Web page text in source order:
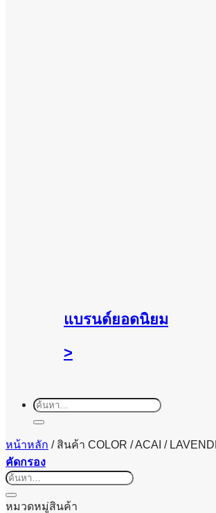
แบรนด์ยอดนิยม
>
ค้นหา:
หน้าหลัก /สินค้า COLOR /ACAI /
คัดกรอง
ค้นหา:
หมวดหมู่สินค้า